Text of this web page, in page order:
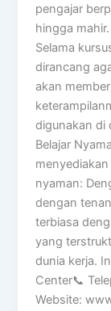
pengajar
hingga
Selama
dirancang
akan
digunakan di
Belajar
nyaman:
dengan
terbiasa
yang
dunia kerja.
Center📞
Website: